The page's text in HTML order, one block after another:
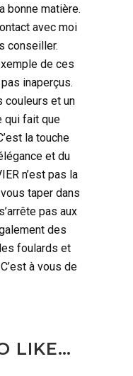
bonne matière.
avec moi
conseiller.
de ces
inaperçus.
couleurs et un
qui fait que
la touche
et du
n’est pas la
taper dans
pas aux
des
foulards et
à vous de
LIKE…